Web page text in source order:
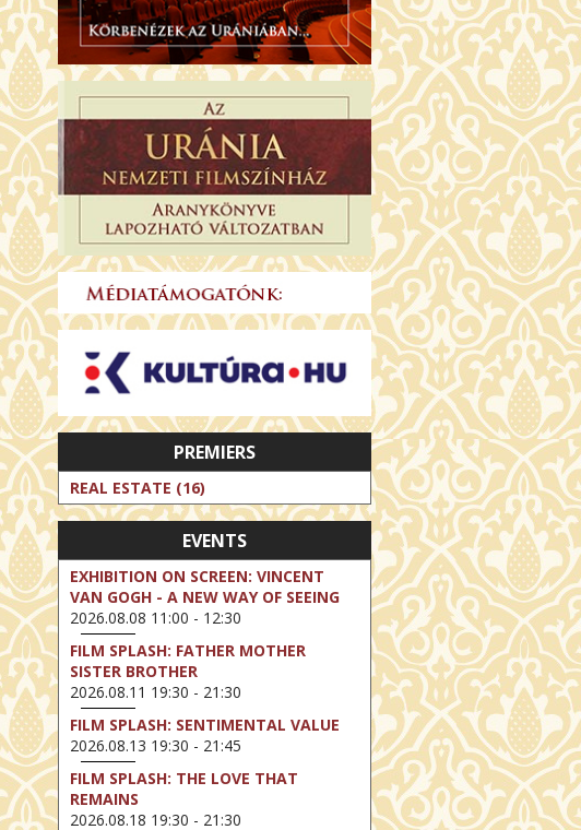
PREMIERS
REAL ESTATE (16)
EVENTS
EXHIBITION ON SCREEN: VINCENT
VAN GOGH - A NEW WAY OF SEEING
2026.08.08 11:00 - 12:30
FILM SPLASH: FATHER MOTHER
SISTER BROTHER
2026.08.11 19:30 - 21:30
FILM SPLASH: SENTIMENTAL VALUE
2026.08.13 19:30 - 21:45
FILM SPLASH: THE LOVE THAT
REMAINS
2026.08.18 19:30 - 21:30